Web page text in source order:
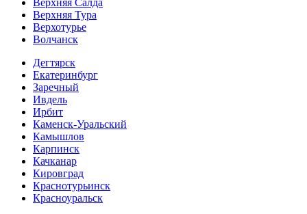
Верхняя Тура
Верхотурье
Волчанск
Дегтярск
Екатеринбург
Заречный
Ивдель
Ирбит
Каменск-Уральский
Камышлов
Карпинск
Качканар
Кировград
Краснотурьинск
Красноуральск